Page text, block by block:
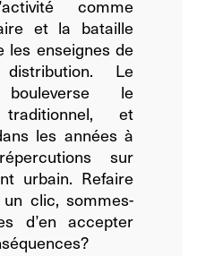
comme
et la bataille
les enseignes de
Le
bouleverse le
et
les années à
sur
urbain. Refaire
clic, sommes-
d’en accepter